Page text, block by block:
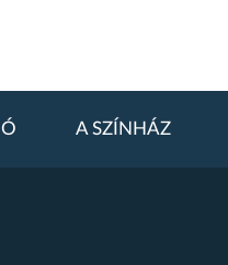
A SZÍNHÁZ